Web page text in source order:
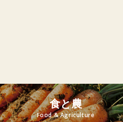
食と農
Food & Agriculture